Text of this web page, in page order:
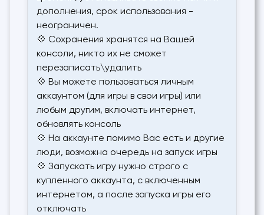
дополнения, срок использования -
неограничен.
💠 Сохранения хранятся на Вашей
консоли, никто их не сможет
перезаписать\удалить
💠 Вы можете пользоваться личным
аккаунтом (для игры в свои игры) или
любым другим, включать интернет,
обновлять консоль
💠 На аккаунте помимо Вас есть и другие
люди, возможна очередь на запуск игры
💠 Запускать игру нужно строго с
купленного аккаунта, с включенным
интернетом, а после запуска игры его
отключать